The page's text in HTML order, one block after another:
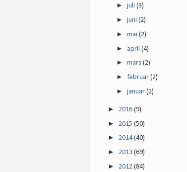
►juli(3)
►juni(2)
►mai(2)
►april(4)
►mars(2)
►februar(2)
►januar(2)
► 2016 (9)
► 2015 (50)
► 2014(40)
► 2013 (69)
► 2012 (84)